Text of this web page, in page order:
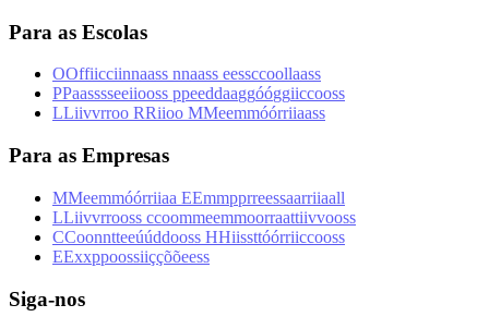
Para as Escolas
OOffiicciinnaass nnaass eessccoollaass
PPaasssseeiiooss ppeeddaaggóóggiiccooss
LLiivvrroo RRiioo MMeemmóórriiaass
Para as Empresas
MMeemmóórriiaa EEmmpprreessaarriiaall
LLiivvrrooss ccoommeemmoorraattiivvooss
CCoonntteeúúddooss HHiissttóórriiccooss
EExxppoossiiççõõeess
Siga-nos